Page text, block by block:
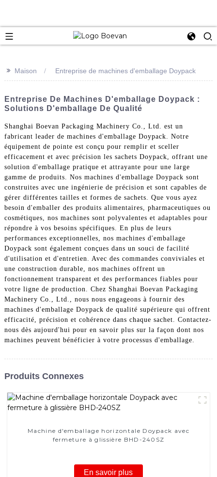
>> Maison Entreprise de machines d'emballage Doypack
Entreprise De Machines D'emballage Doypack :
Solutions D'emballage De Qualité
Shanghai Boevan Packaging Machinery Co., Ltd. est un
fabricant leader de machines d'emballage Doypack. Notre
équipement de pointe est conçu pour remplir et sceller
efficacement et avec précision les sachets Doypack, offrant une
solution d'emballage pratique et attrayante pour une large
gamme de produits. Nos machines d'emballage Doypack sont
construites avec une ingénierie de précision et sont capables de
gérer différentes tailles et formes de sachets. Que vous ayez
besoin d'emballer des produits alimentaires, pharmaceutiques ou
cosmétiques, nos machines sont polyvalentes et adaptables pour
répondre à vos besoins spécifiques. En plus de leurs
performances exceptionnelles, nos machines d'emballage
Doypack sont également conçues dans un souci de facilité
d'utilisation et d'entretien. Avec des commandes conviviales et
une construction durable, nos machines offrent un
fonctionnement transparent et des performances fiables pour
votre ligne de production. Chez Shanghai Boevan Packaging
Machinery Co., Ltd., nous nous engageons à fournir des
machines d'emballage Doypack de qualité supérieure qui offrent
efficacité, précision et cohérence dans chaque sachet. Contactez-
nous dès aujourd'hui pour en savoir plus sur la façon dont nos
machines peuvent bénéficier à votre processus d'emballage.
Produits Connexes
Machine d'emballage horizontale Doypack avec
fermeture à glissière BHD-240SZ
En savoir plus